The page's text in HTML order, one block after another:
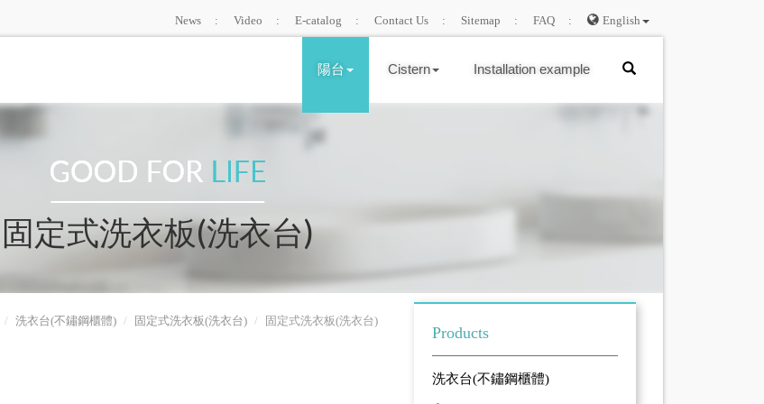
News Video E-catalog Contact Us Sitemap FAQ English
陽台 Cistern Installation example
固定式洗衣板(洗衣台)
洗衣台(不鏽鋼櫃體) 固定式洗衣板(洗衣台) 固定式洗衣板(洗衣台)
Products
洗衣台(不鏽鋼櫃體)